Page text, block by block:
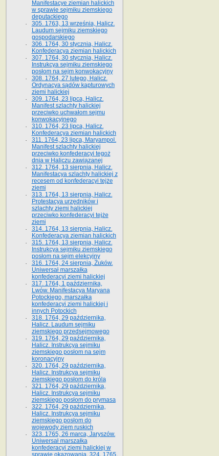
Manifestacye ziemian halickich
w sprawie sejmiku ziemskiego
deputackiego
305. 1763, 13 września, Halicz.
Laudum sejmiku ziemskiego
gospodarskiego
306. 1764, 30 stycznia, Halicz.
Konfederacya ziemian halickich
307. 1764, 30 stycznia, Halicz.
Instrukcya sejmiku ziemskiego
posłom na sejm konwokacyjny
308. 1764, 27 lutego, Halicz.
Ordynacya sądów kapturowych
ziemi halickiej
309. 1764, 23 lipca, Halicz.
Manifest szlachty halickiej
przeciwko uchwałom sejmu
konwokacyjnego
310. 1764, 23 lipca, Halicz.
Konfederacya ziemian halickich
311. 1764, 23 lipca, Maryampol.
Manifest szlachty halickiej
przeciwko konfederacyi tegoż
dnia w Haliczu zawiązanej
312. 1764, 13 sierpnia, Halicz.
Manifestacya szlachty halickiej z
recesem od konfederacyi tejże
ziemi
313. 1764, 13 sierpnia, Halicz.
Protestacya urzędników i
szlachty ziemi halickiej
przeciwko konfederacyi tejże
ziemi
314. 1764, 13 sierpnia, Halicz.
Konfederacya ziemian halickich
315. 1764, 13 sierpnia, Halicz.
Instrukcya sejmiku ziemskiego
posłom na sejm elekcyjny
316. 1764, 24 sierpnia, Żuków.
Uniwersał marszałka
konfederacyi ziemi halickiej
317. 1764, 1 października,
Lwów. Manifestacya Maryana
Potockiego, marszałka
konfederacyi ziemi halickiej i
innych Potockich
318. 1764, 29 października,
Halicz. Laudum sejmiku
ziemskiego przedsejmowego
319. 1764, 29 października,
Halicz. Instrukcya sejmiku
ziemskiego posłom na sejm
koronacyjny
320. 1764, 29 października,
Halicz. Instrukcya sejmiku
ziemskiego posłom do króla
321. 1764, 29 października,
Halicz. Instrukcya sejmiku
ziemskiego posłom do prymasa
322. 1764, 29 października,
Halicz. Instrukcya sejmiku
ziemskiego posłom do
wojewody ziem ruskich
323. 1765, 26 marca, Jaryszów.
Uniwersał marszałka
konfederacyi ziemi halickiej w
sprawie okazowania. 324. 1765,